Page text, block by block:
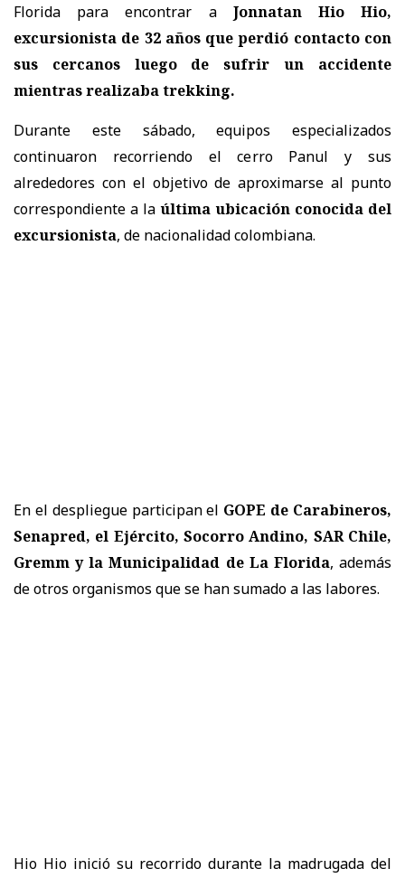
Florida para encontrar a Jonnatan Hio Hio,
excursionista de 32 años que perdió contacto con
sus cercanos luego de sufrir un accidente
mientras realizaba trekking.
Durante este sábado, equipos especializados
continuaron recorriendo el cerro Panul y sus
alrededores con el objetivo de aproximarse al punto
correspondiente a la última ubicación conocida del
excursionista, de nacionalidad colombiana.
En el despliegue participan el GOPE de Carabineros,
Senapred, el Ejército, Socorro Andino, SAR Chile,
Gremm y la Municipalidad de La Florida, además
de otros organismos que se han sumado a las labores.
Hio Hio inició su recorrido durante la madrugada del